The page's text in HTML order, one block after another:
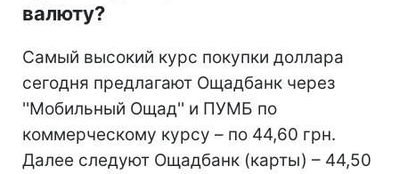
валюту?
Самый высокий курс покупки доллара
сегодня предлагают Ощадбанк через
''Мобильный Ощад'' и ПУМБ по
коммерческому курсу – по 44,60 грн.
Далее следуют Ощадбанк (карты) – 44,50